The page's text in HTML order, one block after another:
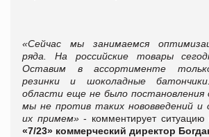
«Сейчас мы занимаемся
ряда. На российские товары
Оставим в ассортименте
резинки и шоколадные
области еще не было постановления
мы не против таких нововведений и
их примем»- комментирует ситуацию
«7/23» коммерческий директор